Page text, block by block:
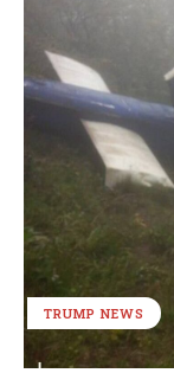
TRUMP NEWS